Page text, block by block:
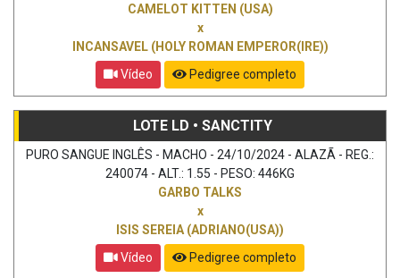
CAMELOT KITTEN (USA)
x
INCANSAVEL (HOLY ROMAN EMPEROR(IRE))
Vídeo
Pedigree completo
LOTE LD • SANCTITY
PURO SANGUE INGLÊS - MACHO - 24/10/2024 - ALAZÃ - REG.:
240074 - ALT.: 1.55 - PESO: 446KG
GARBO TALKS
x
ISIS SEREIA (ADRIANO(USA))
Vídeo
Pedigree completo